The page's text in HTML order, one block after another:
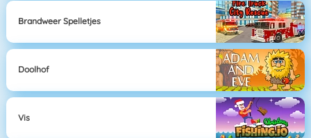
Brandweer Spelletjes
Doolhof
Vis